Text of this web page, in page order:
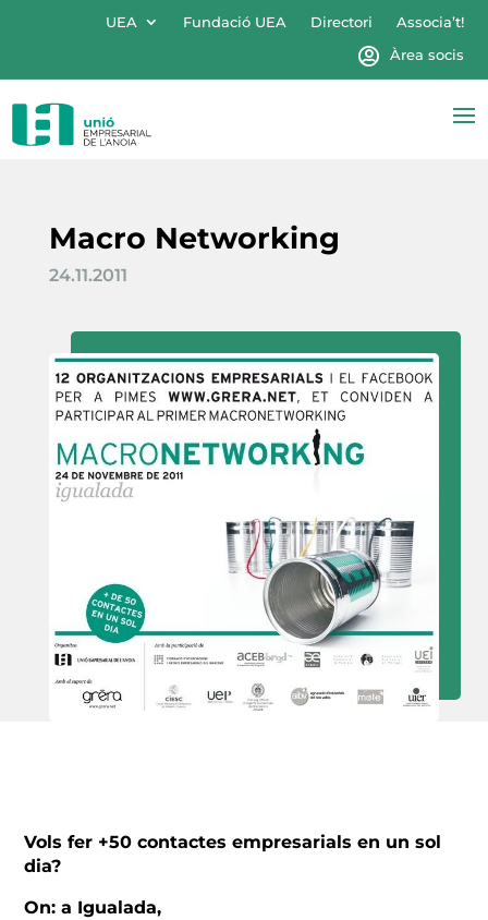
UEA Fundació UEA Directori
Associa’t!
Àrea socis
Macro Networking
24.11.2011
Vols fer +50 contactes empresarials en un sol
dia?
On: a Igualada,